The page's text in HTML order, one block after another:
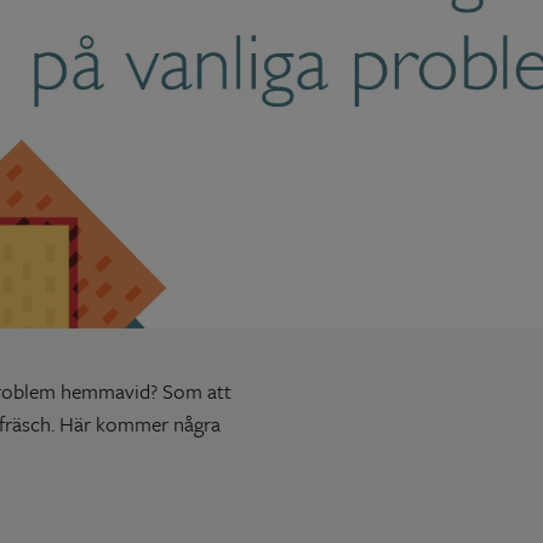
hemmavid? Som att
Här kommer några